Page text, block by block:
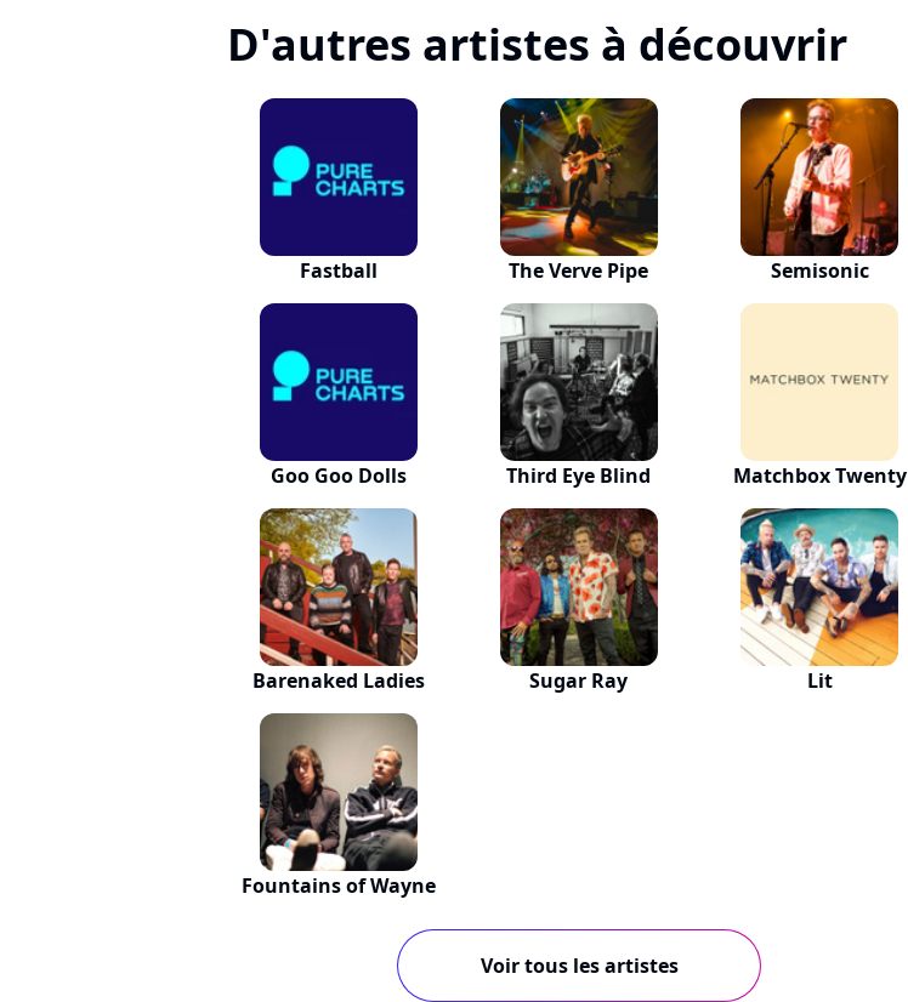
D'autres artistes à découvrir
Fastball The Verve Pipe Semisonic
Goo Goo Dolls Third Eye Blind Matchbox Twenty
Barenaked Ladies Sugar Ray Lit
Fountains of Wayne
Voir tous les artistes